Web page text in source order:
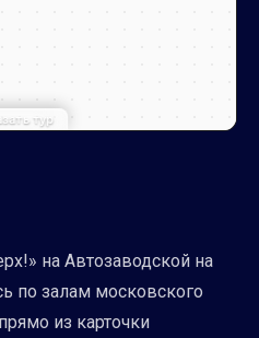
тур
на Автозаводской на
по залам московского
из карточки